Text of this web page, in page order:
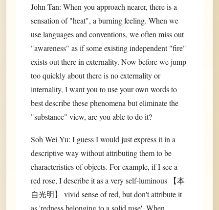
John Tan: When you approach nearer, there is a
sensation of "heat", a burning feeling. When we
use languages and conventions, we often miss out
"awareness" as if some existing independent "fire"
exists out there in externality. Now before we jump
too quickly about there is no externality or
internality, I want you to use your own words to
best describe these phenomena but eliminate the
"substance" view, are you able to do it?
Soh Wei Yu: I guess I would just express it in a
descriptive way without attributing them to be
characteristics of objects. For example, if I see a
red rose, I describe it as a very self-luminous 【本
自光明】 vivid sense of red, but don't attribute it
as 'redness belonging to a solid rose'. When